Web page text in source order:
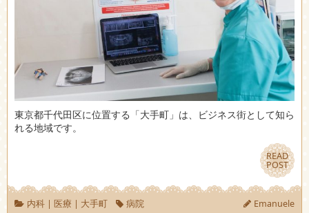
東京都千代田区に位置する「大手町」は、ビジネス街として知ら
れる地域です。
READ
POST
READ
POST
内科| 医療 | 大手町 病院 Emanuele